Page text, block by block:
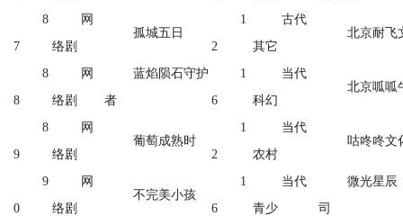
8
7
网
络剧
孤城五日
1
2
古代
其它
北京耐飞
8
8
网
络剧
蓝焰陨石守护
者
1
6
当代
科幻
北京呱呱
8
9
网
络剧
葡萄成熟时
1
2
当代
农村
咕咚咚文
9
0
网
络剧
不完美小孩
1
6
当代
青少
微光星辰
司